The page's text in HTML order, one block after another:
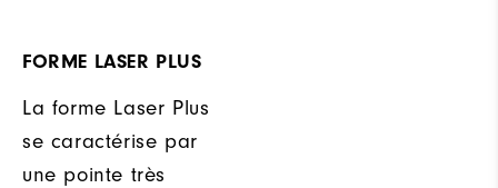
FORME LASER PLUS
La forme Laser Plus
se caractérise par
une pointe très